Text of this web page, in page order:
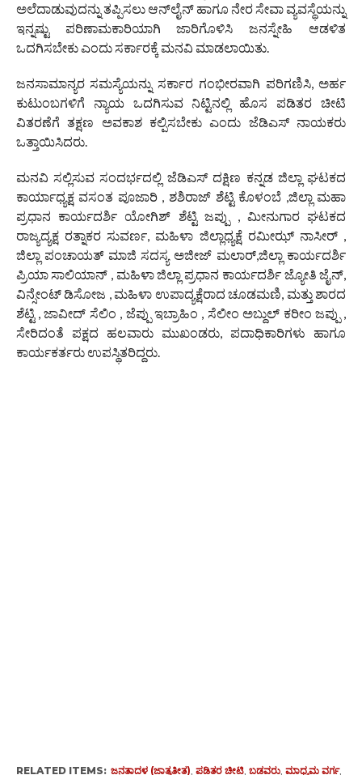
ಅಲೆದಾಡುವುದನ್ನು ತಪ್ಪಿಸಲು ಆನ್‌ಲೈನ್ ಹಾಗೂ ನೇರ ಸೇವಾ ವ್ಯವಸ್ಥೆಯನ್ನು
ಇನ್ನಷ್ಟು ಪರಿಣಾಮಕಾರಿಯಾಗಿ ಜಾರಿಗೊಳಿಸಿ ಜನಸ್ನೇಹಿ ಆಡಳಿತ
ಒದಗಿಸಬೇಕು ಎಂದು ಸರ್ಕಾರಕ್ಕೆ ಮನವಿ ಮಾಡಲಾಯಿತು.
ಜನಸಾಮಾನ್ಯರ ಸಮಸ್ಯೆಯನ್ನು ಸರ್ಕಾರ ಗಂಭೀರವಾಗಿ ಪರಿಗಣಿಸಿ, ಅರ್ಹ
ಕುಟುಂಬಗಳಿಗೆ ನ್ಯಾಯ ಒದಗಿಸುವ ನಿಟ್ಟಿನಲ್ಲಿ ಹೊಸ ಪಡಿತರ ಚೀಟಿ
ವಿತರಣೆಗೆ ತಕ್ಷಣ ಅವಕಾಶ ಕಲ್ಪಿಸಬೇಕು ಎಂದು ಜೆಡಿಎಸ್ ನಾಯಕರು
ಒತ್ತಾಯಿಸಿದರು.
ಮನವಿ ಸಲ್ಲಿಸುವ ಸಂದರ್ಭದಲ್ಲಿ ಜೆಡಿಎಸ್ ದಕ್ಷಿಣ ಕನ್ನಡ ಜಿಲ್ಲಾ ಘಟಕದ
ಕಾರ್ಯಾಧ್ಯಕ್ಷ ವಸಂತ ಪೂಜಾರಿ , ಶಶಿರಾಜ್ ಶೆಟ್ಟಿ ಕೊಳಂಬೆ ,ಜಿಲ್ಲಾ ಮಹಾ
ಪ್ರಧಾನ ಕಾರ್ಯದರ್ಶಿ ಯೋಗಿಶ್ ಶೆಟ್ಟಿ ಜಪ್ಪು , ಮೀನುಗಾರ ಘಟಕದ
ರಾಜ್ಯದ್ಯಕ್ಷ ರತ್ನಾಕರ ಸುವರ್ಣ, ಮಹಿಳಾ ಜಿಲ್ಲಾಧ್ಯಕ್ಷೆ ರಮೀಝ್ ನಾಸೀರ್ ,
ಜಿಲ್ಲಾ ಪಂಚಾಯತ್ ಮಾಜಿ ಸದಸ್ಯ ಅಜೀಜ್ ಮಲಾರ್,ಜಿಲ್ಲಾ ಕಾರ್ಯದರ್ಶಿ
ಪ್ರಿಯಾ ಸಾಲಿಯಾನ್ , ಮಹಿಳಾ ಜಿಲ್ಲಾ ಪ್ರಧಾನ ಕಾರ್ಯದರ್ಶಿ ಜ್ಯೋತಿ ಜೈನ್,
ವಿನ್ಸೇಂಟ್ ಡಿಸೋಜ , ಮಹಿಳಾ ಉಪಾದ್ಯಕ್ಷೆರಾದ ಚೂಡಮಣಿ, ಮತ್ತು ಶಾರದ
ಶೆಟ್ಟಿ , ಜಾವೀದ್ ಸೆಲಿಂ , ಜೆಪ್ಪು ಇಬ್ರಾಹಿಂ , ಸೆಲೀಂ ಅಬ್ದುಲ್ ಕರೀಂ ಜಪ್ಪು ,
ಸೇರಿದಂತೆ ಪಕ್ಷದ ಹಲವಾರು ಮುಖಂಡರು, ಪದಾಧಿಕಾರಿಗಳು ಹಾಗೂ
ಕಾರ್ಯಕರ್ತರು ಉಪಸ್ಥಿತರಿದ್ದರು.
RELATED ITEMS: ಜನತಾದಳ (ಜಾತ್ಯತೀತ), ಪಡಿತರ ಚೀಟಿ, ಬಡವರು, ಮಾಧ್ಯಮ ವರ್ಗ,